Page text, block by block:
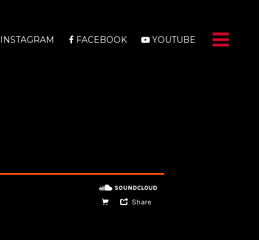
INSTAGRAM FACEBOOK YOUTUBE